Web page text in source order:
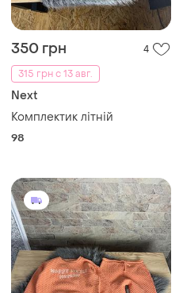
350 грн
4
315 грн с 13 авг.
Next
Комплектик літній
98